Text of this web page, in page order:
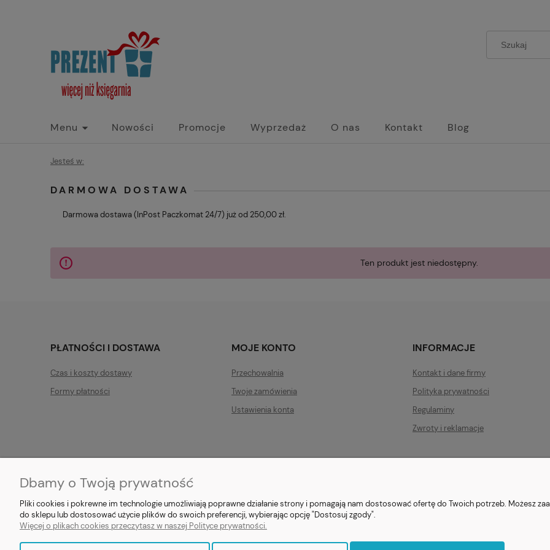
Menu Nowości Promocje Wyprzedaż O nas Kontakt Blog
Jesteś w:
DARMOWA DOSTAWA
Darmowa dostawa (InPost Paczkomat 24/7) już od 250,00 zł.
Ten produkt jest niedostępny.
PŁATNOŚCI I DOSTAWA
Czas i koszty dostawy
Formy płatności
MOJE KONTO
Przechowalnia
Twoje zamówienia
Ustawienia konta
INFORMACJE
Kontakt i dane firmy
Polityka prywatności
Regulaminy
Zwroty i reklamacje
E-prezent.org
Dbamy o Twoją prywatność
Pliki cookies i pokrewne im technologie umożliwiają poprawne działanie strony i pomagają nam dostosować ofertę do Twoich potrzeb. Możesz
do sklepu lub dostosować użycie plików do swoich preferencji, wybierając opcję "Dostosuj zgody".
Więcej o plikach cookies przeczytasz w naszej Polityce prywatności.